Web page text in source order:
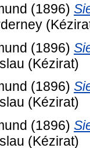
(1896)
(1896)
(Kézirat)
(1896)
(Kézirat)
(1896)
(Kézirat)